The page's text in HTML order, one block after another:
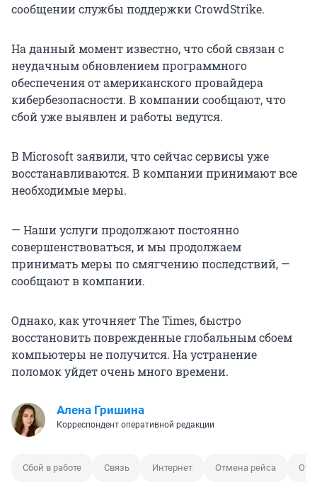
сообщении службы поддержки CrowdStrike.
На данный момент известно, что сбой связан с
неудачным обновлением программного
обеспечения от американского провайдера
кибербезопасности. В компании сообщают, что
сбой уже выявлен и работы ведутся.
В Microsoft заявили, что сейчас сервисы уже
восстанавливаются. В компании принимают все
необходимые меры.
— Наши услуги продолжают постоянно
совершенствоваться, и мы продолжаем
принимать меры по смягчению последствий, —
сообщают в компании.
Однако, как уточняет The Times, быстро
восстановить поврежденные глобальным сбоем
компьютеры не получится. На устранение
поломок уйдет очень много времени.
Алена Гришина
Корреспондент оперативной редакции
Сбой в работе Связь Интернет Отмена рейса